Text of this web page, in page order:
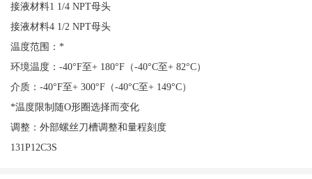
接液材料1 1/4 NPT母头
接液材料4 1/2 NPT母头
温度范围：*
环境温度：-40°F至+ 180°F（-40°C至+ 82°C）
介质：-40°F至+ 300°F（-40°C至+ 149°C）
*温度限制随O形圈选择而变化
调整：外部螺丝刀槽调整和量程刻度
131P12C3S